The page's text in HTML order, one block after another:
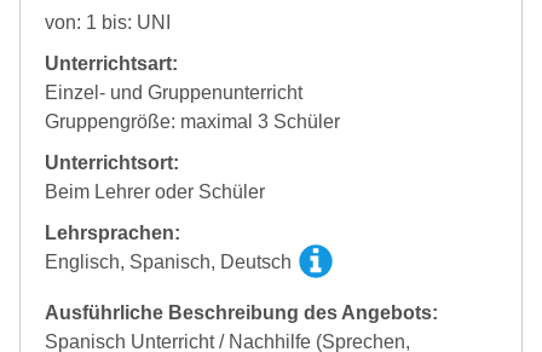
von: 1 bis: UNI
Unterrichtsart:
Einzel- und Gruppenunterricht
Gruppengröße: maximal 3 Schüler
Unterrichtsort:
Beim Lehrer oder Schüler
Lehrsprachen:
Englisch, Spanisch, Deutsch
Ausführliche Beschreibung des Angebots:
Spanisch Unterricht / Nachhilfe (Sprechen,